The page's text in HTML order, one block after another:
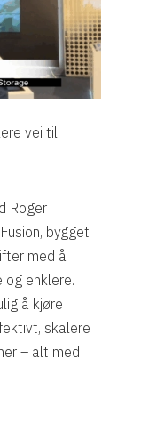
vei til
Roger
bygget
med å
og enklere.
å kjøre
skalere
– alt med